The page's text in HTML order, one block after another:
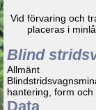
Vid förvaring och
placeras i
Blind
Allmänt
hantering, form och
Data